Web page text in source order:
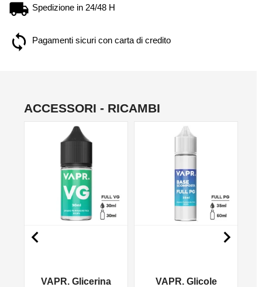
Spedizione in 24/48 H
Pagamenti sicuri con carta di credito
ACCESSORI - RICAMBI
VAPR. Glicerina VAPR. Glicole
 